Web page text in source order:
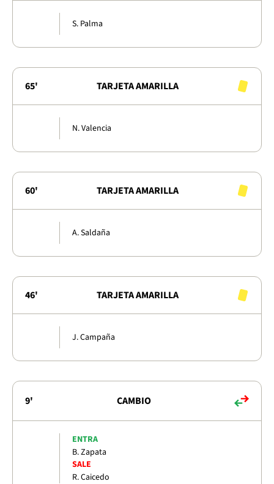
S. Palma
65' TARJETA AMARILLA
N. Valencia
60' TARJETA AMARILLA
A. Saldaña
46' TARJETA AMARILLA
J. Campaña
9' CAMBIO
ENTRA
B. Zapata
SALE
R. Caicedo